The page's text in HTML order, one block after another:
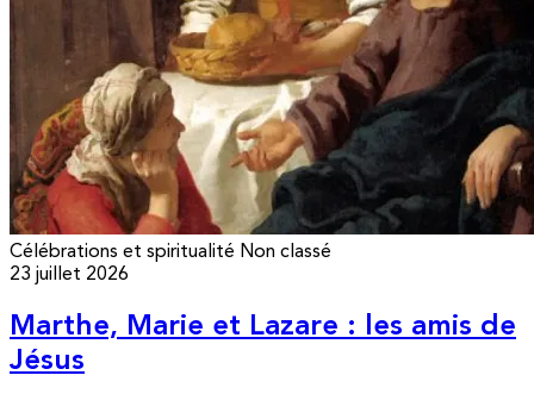
Célébrations et spiritualité Non classé
23 juillet 2026
Marthe, Marie et Lazare : les amis de
Jésus